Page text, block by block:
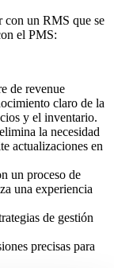
con un RMS que se
el PMS:
de revenue
claro de la
y el inventario.
la necesidad
actualizaciones en
un proceso de
una experiencia
de gestión
precisas para